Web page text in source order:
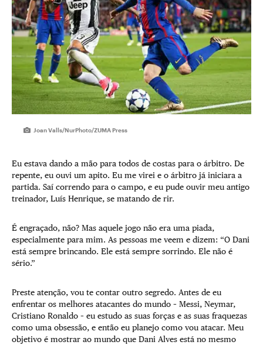
Joan Valls/NurPhoto/ZUMA Press
Eu estava dando a mão para todos de costas para o árbitro. De
repente, eu ouvi um apito. Eu me virei e o árbitro já iniciara a
partida. Saí correndo para o campo, e eu pude ouvir meu antigo
treinador, Luís Henrique, se matando de rir.
É engraçado, não? Mas aquele jogo não era uma piada,
especialmente para mim. As pessoas me veem e dizem: “O Dani
está sempre brincando. Ele está sempre sorrindo. Ele não é
sério.”
Preste atenção, vou te contar outro segredo. Antes de eu
enfrentar os melhores atacantes do mundo – Messi, Neymar,
Cristiano Ronaldo – eu estudo as suas forças e as suas fraquezas
como uma obsessão, e então eu planejo como vou atacar. Meu
objetivo é mostrar ao mundo que Dani Alves está no mesmo